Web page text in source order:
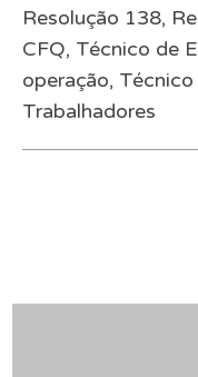
Resolução 138,
CFQ, Técnico de
operação,
Trabalhadores